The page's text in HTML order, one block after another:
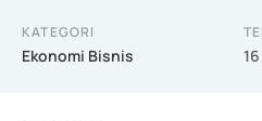
KATEGORI
Ekonomi Bisnis